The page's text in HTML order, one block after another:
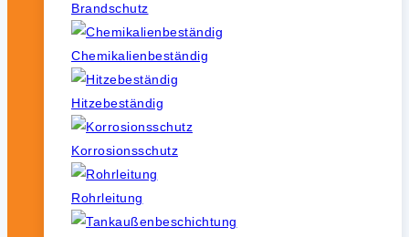
Brandschutz
Chemikalienbeständig
Hitzebeständig
Korrosionsschutz
Rohrleitung